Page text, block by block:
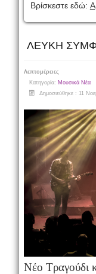
Βρίσκεστε εδώ:
ΛΕΥΚΗ
Λεπτομέρειες
Κατηγορία: Μουσικά Νέα
Δημοσιεύθηκε : 11
Νέο Τραγούδι